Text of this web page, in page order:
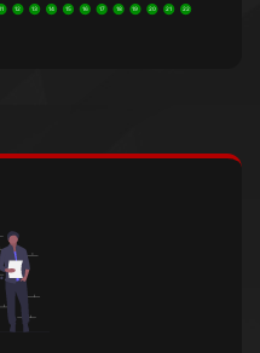
11 12 13 14 15 16 17 18 19 20 21 22